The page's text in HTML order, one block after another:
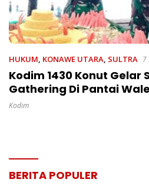
HUKUM, KONAWE UTARA, SULTRA 7
Kodim 1430 Konut Gelar
Gathering Di Pantai
Kecamatan Sawa
Kodim
BERITA POPULER